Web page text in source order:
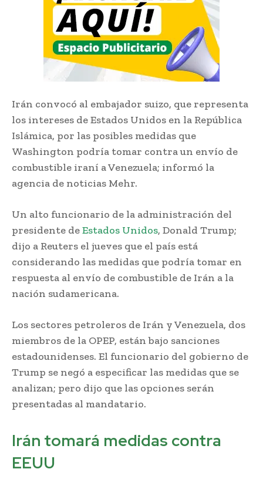
Irán convocó al embajador suizo, que representa
los intereses de Estados Unidos en la República
Islámica, por las posibles medidas que
Washington podría tomar contra un envío de
combustible iraní a Venezuela; informó la
agencia de noticias Mehr.
Un alto funcionario de la administración del
presidente deEstados Unidos, Donald Trump;
dijo a Reuters el jueves que el país está
considerando las medidas que podría tomar en
respuesta al envío de combustible de Irán a la
nación sudamericana.
Los sectores petroleros de Irán y Venezuela, dos
miembros de la OPEP, están bajo sanciones
estadounidenses. El funcionario del gobierno de
Trump se negó a especificar las medidas que se
analizan; pero dijo que las opciones serán
presentadas al mandatario.
Irán tomará medidas contra
EEUU